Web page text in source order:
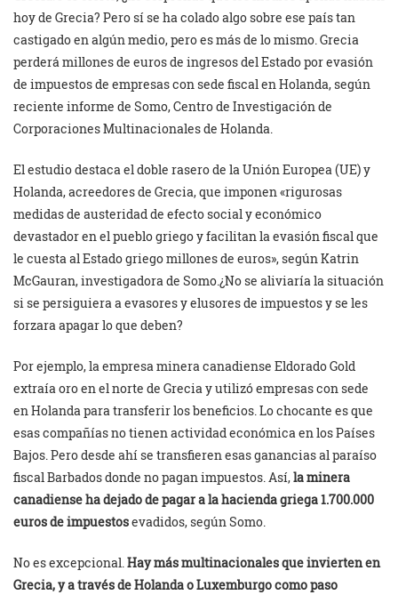
hoy de Grecia? Pero sí se ha colado algo sobre ese país tan
castigado en algún medio, pero es más de lo mismo. Grecia
perderá millones de euros de ingresos del Estado por evasión
de impuestos de empresas con sede fiscal en Holanda, según
reciente informe de Somo, Centro de Investigación de
Corporaciones Multinacionales de Holanda.
El estudio destaca el doble rasero de la Unión Europea (UE) y
Holanda, acreedores de Grecia, que imponen «rigurosas
medidas de austeridad de efecto social y económico
devastador en el pueblo griego y facilitan la evasión fiscal que
le cuesta al Estado griego millones de euros», según Katrin
McGauran, investigadora de Somo.¿No se aliviaría la situación
si se persiguiera a evasores y elusores de impuestos y se les
forzara apagar lo que deben?
Por ejemplo, la empresa minera canadiense Eldorado Gold
extraía oro en el norte de Grecia y utilizó empresas con sede
en Holanda para transferir los beneficios. Lo chocante es que
esas compañías no tienen actividad económica en los Países
Bajos. Pero desde ahí se transfieren esas ganancias al paraíso
fiscal Barbados donde no pagan impuestos. Así,la minera
canadiense ha dejado de pagar a la hacienda griega 1.700.000
euros de impuestosevadidos, según Somo.
No es excepcional.Hay más multinacionales que invierten en
Grecia, y a través de Holanda o Luxemburgo como paso